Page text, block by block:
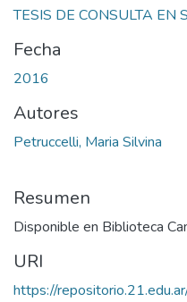
TESIS DE CONSULTA EN
Fecha
2016
Autores
Petruccelli, Maria Silvina
Resumen
Disponible en Biblioteca
URI
https://